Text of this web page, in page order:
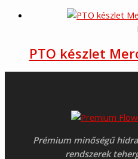
PTO készlet
Prémium minőségű
rendszerek